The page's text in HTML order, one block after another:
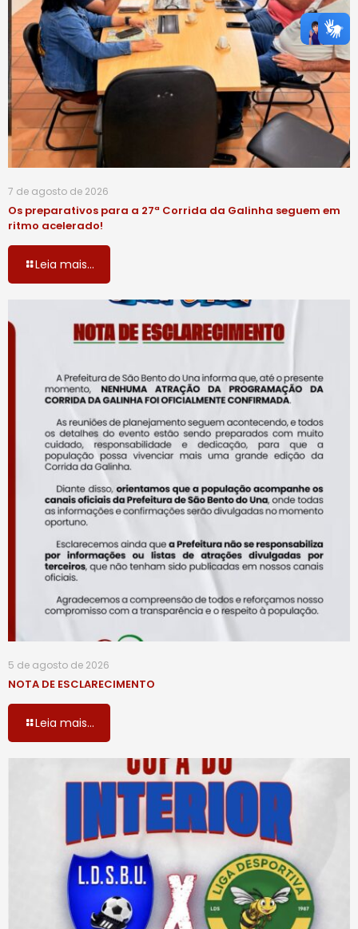
7 de agosto de 2026
Os preparativos para a 27ª Corrida da Galinha seguem em
ritmo acelerado!
Leia mais...
5 de agosto de 2026
NOTA DE ESCLARECIMENTO
Leia mais...